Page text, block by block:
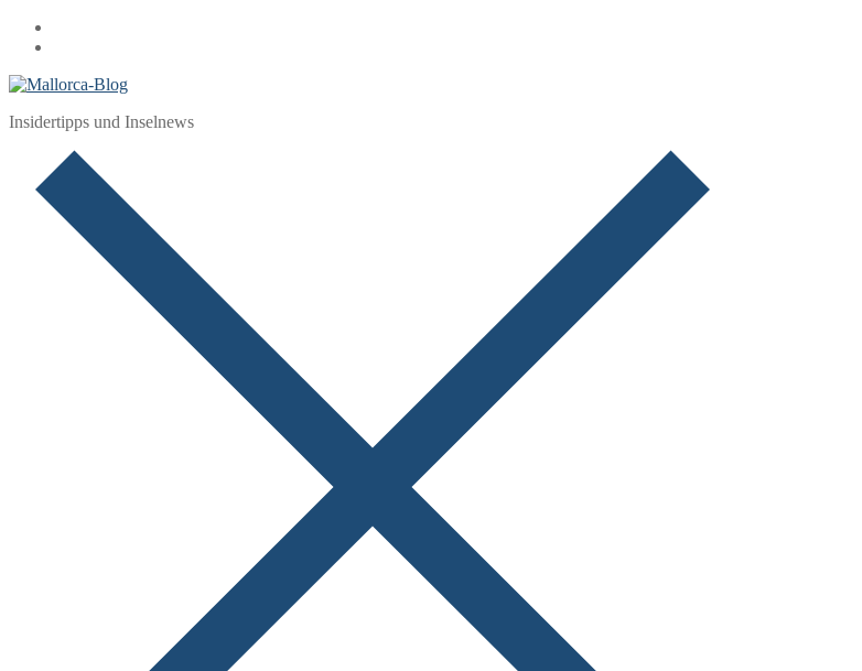
Zum
Inhalt
Menü
Schließen
Insidertipps und Inselnews